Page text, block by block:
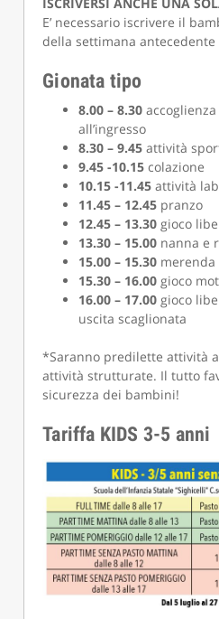
E’ necessario iscrivere il
della settimana
Gionata tipo
8.00 – 8.30
all’ingresso
8.30 – 9.45 attività
9.45 -10.15 colazione
10.15 -11.45 attività
11.45 – 12.45 pranzo
12.45 – 13.30 gioco
13.30 – 15.00 nanna e
15.00 – 15.30 merenda
15.30 – 16.00 gioco
16.00 – 17.00 gioco
uscita scaglionata
*Saranno predilette attività
attività strutturate. Il tutto
sicurezza dei bambini!
Tariffa KIDS 3-5 anni